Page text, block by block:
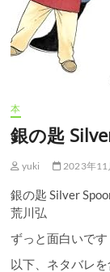
本
銀の匙
yuki 2023年11
銀の匙 Silver
荒川弘
ずっと面白いです
以下、ネタバレ